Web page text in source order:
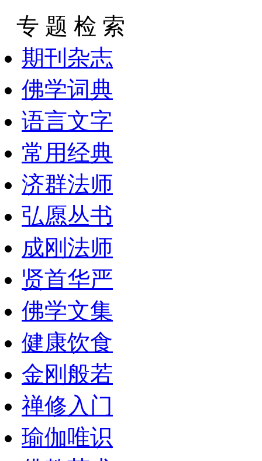
专 题 检 索
期刊杂志
佛学词典
语言文字
常用经典
济群法师
弘愿丛书
成刚法师
贤首华严
佛学文集
健康饮食
金刚般若
禅修入门
瑜伽唯识